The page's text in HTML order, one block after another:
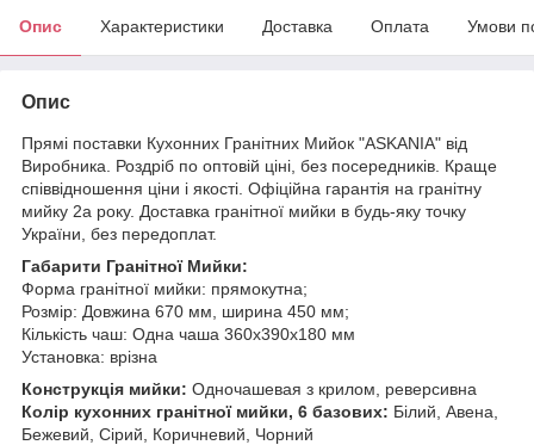
Опис Характеристики Доставка Оплата Умови
Опис
Прямі поставки Кухонних Гранітних Мийок "ASKANIA" від
Виробника. Роздріб по оптовій ціні, без посередників. Краще
співвідношення ціни і якості. Офіційна гарантія на гранітну
мийку 2а року. Доставка гранітної мийки в будь-яку точку
України, без передоплат.
Габарити Гранітної Мийки:
Форма гранітної мийки: прямокутна;
Розмір: Довжина 670 мм, ширина 450 мм;
Кількість чаш: Одна чаша 360x390x180 мм
Установка: врізна
Конструкція мийки: Одночашевая з крилом, реверсивна
Колір кухонних гранітної мийки, 6 базових: Білий, Авена,
Бежевий, Сірий, Коричневий, Чорний